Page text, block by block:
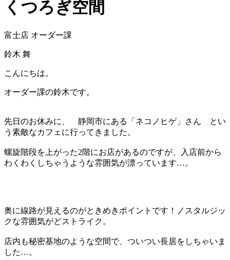
くつろぎ空間
富士店 オーダー課
鈴木 舞
こんにちは。
オーダー課の鈴木です。
先日のお休みに、 静岡市にある「ネコノヒゲ」さん とい
う素敵なカフェに行ってきました。
螺旋階段を上がった2階にお店があるのですが、入店前から
わくわくしちゃうような雰囲気が漂っています…。
奥に線路が見えるのがときめきポイントです！ノスタルジッ
クな雰囲気がどストライク。
店内も秘密基地のような空間で、ついつい長居をしちゃいま
した…。